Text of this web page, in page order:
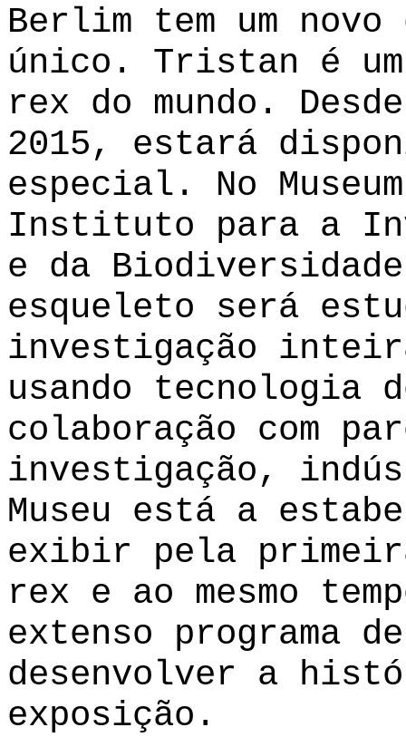
Berlim tem um
único. Tristan é
rex do mundo.
2015, estará
especial. No
Instituto para a
e da
esqueleto será
investigação
usando tecnologia
colaboração com
investigação,
Museu está a
exibir pela
rex e ao mesmo
extenso programa
desenvolver a
exposição.